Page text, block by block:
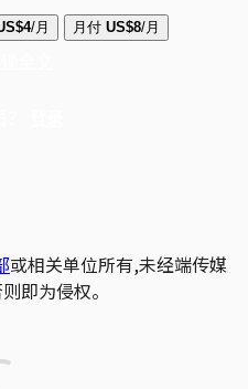
/月 月付 US$8/月
或相关单位所有,未经端传媒
即为侵权。